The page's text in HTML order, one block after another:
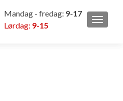
Mandag - fredag: 9-17
Lørdag: 9-15